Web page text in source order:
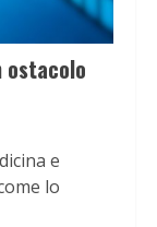
ostacolo
e
lo